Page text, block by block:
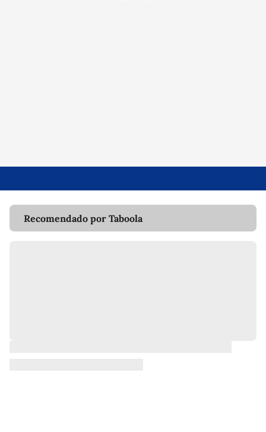
Recomendado por Taboola